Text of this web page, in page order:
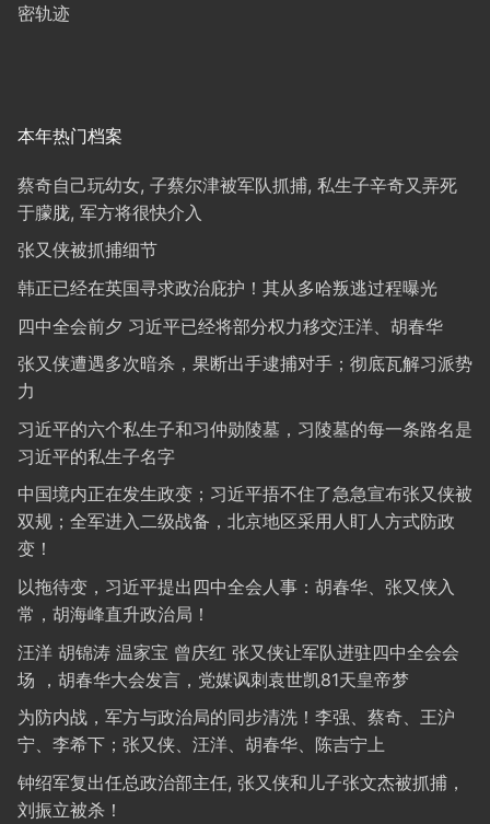
密轨迹
本年热门档案
蔡奇自己玩幼女, 子蔡尔津被军队抓捕, 私生子辛奇又弄死
于朦胧, 军方将很快介入
张又侠被抓捕细节
韩正已经在英国寻求政治庇护！其从多哈叛逃过程曝光
四中全会前夕 习近平已经将部分权力移交汪洋、胡春华
张又侠遭遇多次暗杀，果断出手逮捕对手；彻底瓦解习派势
力
习近平的六个私生子和习仲勋陵墓，习陵墓的每一条路名是
习近平的私生子名字
中国境内正在发生政变；习近平捂不住了急急宣布张又侠被
双规；全军进入二级战备，北京地区采用人盯人方式防政
变！
以拖待变，习近平提出四中全会人事：胡春华、张又侠入
常，胡海峰直升政治局！
汪洋 胡锦涛 温家宝 曾庆红 张又侠让军队进驻四中全会会
场 ，胡春华大会发言，党媒讽刺袁世凯81天皇帝梦
为防内战，军方与政治局的同步清洗！李强、蔡奇、王沪
宁、李希下；张又侠、汪洋、胡春华、陈吉宁上
钟绍军复出任总政治部主任, 张又侠和儿子张文杰被抓捕，
刘振立被杀！